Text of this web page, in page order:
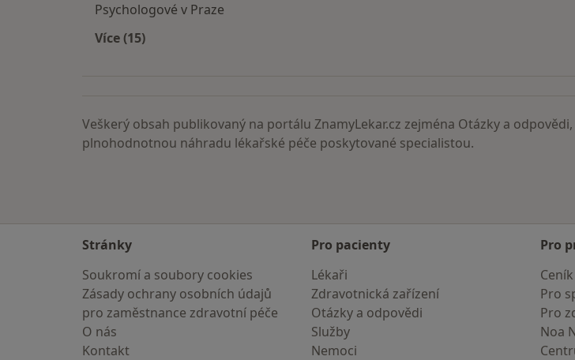
Psychologové v Praze
Více (15)
Veškerý obsah publikovaný na portálu ZnamyLekar.cz zejména Otázky a
plnohodnotnou náhradu lékařské péče poskytované specialistou.
Stránky
Soukromí a soubory cookies
Zásady ochrany osobních údajů
pro zaměstnance zdravotní péče
O nás
Kontakt
Pro pacienty
Lékaři
Zdravotnická zařízení
Otázky a odpovědi
Služby
Nemoci
Pro
Ceník
Pro
Pro
Noa